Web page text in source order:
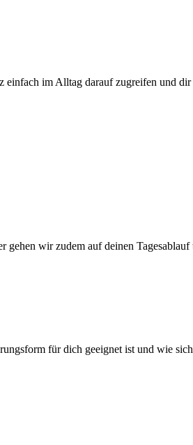
im Alltag darauf zugreifen und dir
wir zudem auf deinen
für dich geeignet ist und wie